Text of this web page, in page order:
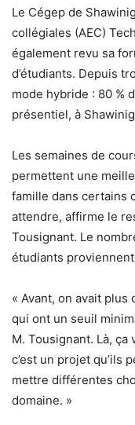
Le Cégep de
collégiales (AEC)
également revu sa
d’étudiants. Depuis
mode hybride : 80 %
présentiel, à
Les semaines de
permettent une
famille dans certains
attendre, affirme le
Tousignant. Le
étudiants
« Avant, on avait
qui ont un seuil
M. Tousignant. Là,
c’est un projet qu’ils
mettre différentes
domaine. »